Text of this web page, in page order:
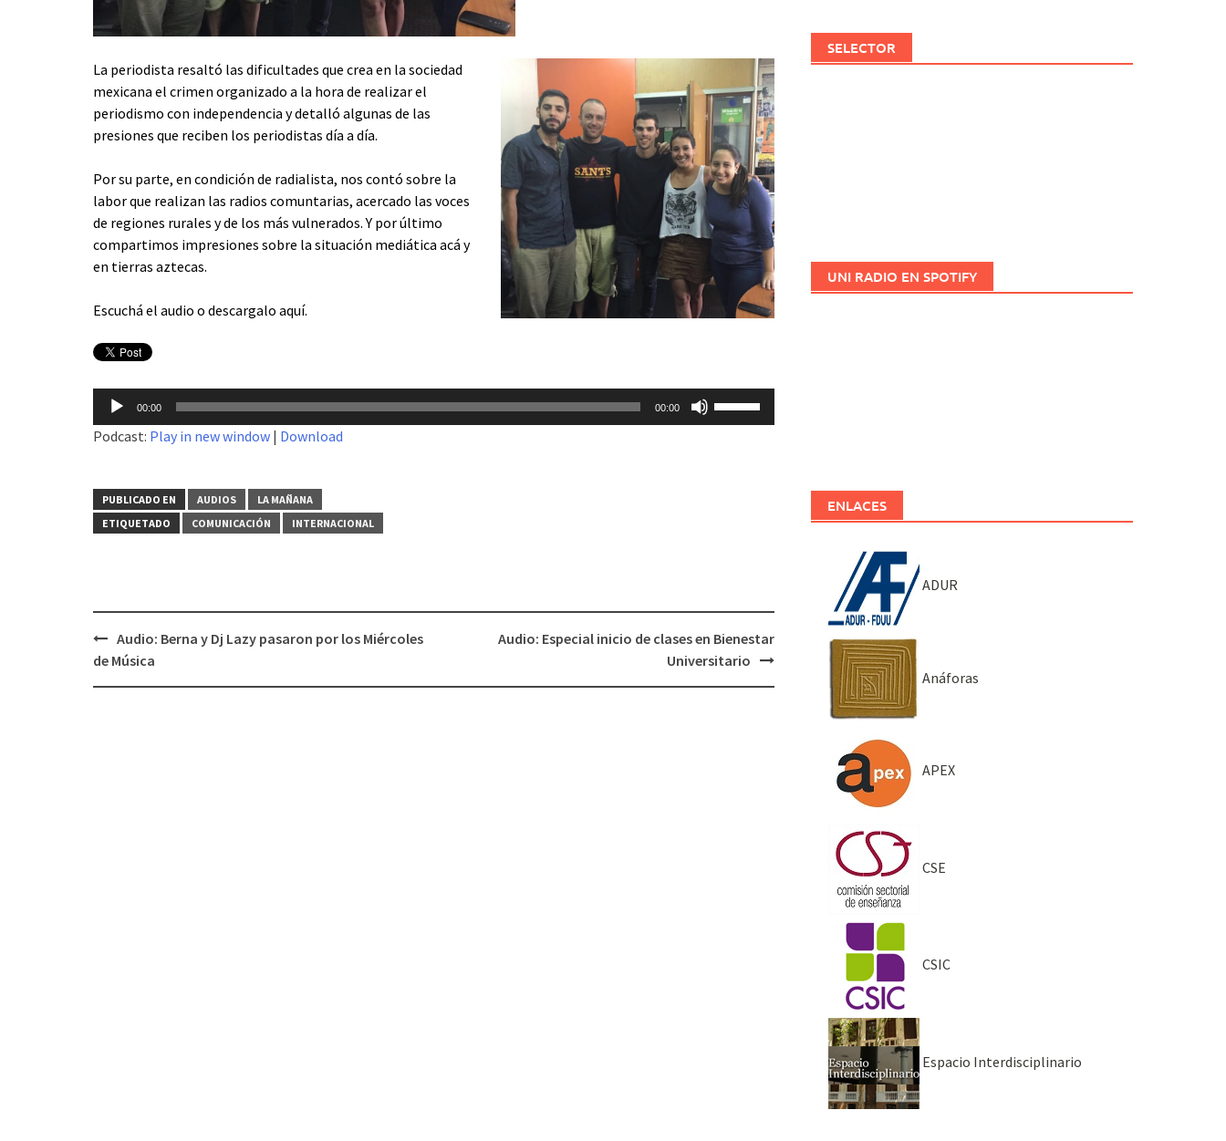
La periodista resaltó las dificultades que crea en la sociedad
mexicana el crimen organizado a la hora de realizar el
periodismo con independencia y detalló algunas de las
presiones que reciben los periodistas día a día.
Por su parte, en condición de radialista, nos contó sobre la
labor que realizan las radios comuntarias, acercado las voces
de regiones rurales y de los más vulnerados. Y por último
compartimos impresiones sobre la situación mediática acá y
en tierras aztecas.
Escuchá el audio o descargalo aquí.
Reproductor
de
audio
00:00 00:00
el
volumen.
Podcast: Play in new window | Download
PUBLICADO EN AUDIOS
LA MAÑANA
ETIQUETADO
COMUNICACIÓN INTERNACIONAL
Navegación
Audio: Berna y Dj Lazy pasaron por los Miércoles
de Música
Audio: Especial inicio de clases en Bienestar
Universitario
SELECTOR
UNI RADIO EN SPOTIFY
ENLACES
ADUR
Anáforas
APEX
CSE
CSIC
Espacio Interdisciplinario